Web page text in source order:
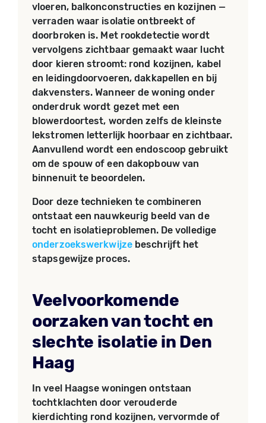
vloeren, balkonconstructies en kozijnen —
verraden waar isolatie ontbreekt of
doorbroken is. Met rookdetectie wordt
vervolgens zichtbaar gemaakt waar lucht
door kieren stroomt: rond kozijnen, kabel
en leidingdoorvoeren, dakkapellen en bij
dakvensters. Wanneer de woning onder
onderdruk wordt gezet met een
blowerdoortest, worden zelfs de kleinste
lekstromen letterlijk hoorbaar en zichtbaar.
Aanvullend wordt een endoscoop gebruikt
om de spouw of een dakopbouw van
binnenuit te beoordelen.
Door deze technieken te combineren
ontstaat een nauwkeurig beeld van de
tocht en isolatieproblemen. De volledige
onderzoekswerkwijzebeschrijft het
stapsgewijze proces.
Veelvoorkomende
oorzaken van tocht en
slechte isolatie in Den
Haag
In veel Haagse woningen ontstaan
tochtklachten door verouderde
kierdichting rond kozijnen, vervormde of